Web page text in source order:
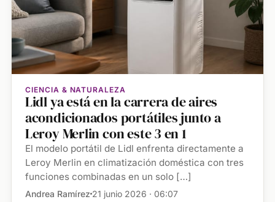
CIENCIA & NATURALEZA
Lidl ya está en la carrera de aires
acondicionados portátiles junto a
Leroy Merlin con este 3 en 1
El modelo portátil de Lidl enfrenta directamente a
Leroy Merlin en climatización doméstica con tres
funciones combinadas en un solo […]
Andrea Ramírez 21 junio 2026 · 06:07